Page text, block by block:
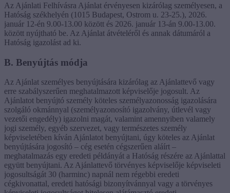
Az Ajánlati Felhívásra Ajánlat érvényesen kizárólag személyesen, a
Hatóság székhelyén (1015 Budapest, Ostrom u. 23-25.), 2026.
január 12-én 9.00-13.00 között és 2026. január 13-án 9.00-13.00.
között nyújtható be. Az Ajánlat átvételéről és annak dátumáról a
Hatóság igazolást ad ki.
B. Benyújtás módja
Az Ajánlat személyes benyújtására kizárólag az Ajánlattevő vagy
erre szabályszerűen meghatalmazott képviselője jogosult. Az
Ajánlatot benyújtó személy köteles személyazonosság igazolására
szolgáló okmánnyal (személyazonosító igazolvány, útlevél vagy
vezetői engedély) igazolni magát, valamint amennyiben valamely
jogi személy, egyéb szervezet, vagy természetes személy
képviseletében kíván Ajánlatot benyújtani, úgy köteles az Ajánlat
benyújtására jogosító – cég esetén cégszerűen aláírt –
meghatalmazás egy eredeti példányát a Hatóság részére az Ajánlattal
együtt benyújtani. Az Ajánlattevő törvényes képviselője képviseleti
jogosultságát 30 (harminc) napnál nem régebbi eredeti
cégkivonattal, eredeti hatósági bizonyítvánnyal vagy a törvényes